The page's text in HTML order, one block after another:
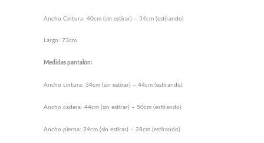
Ancho Cintura: 40cm (sin estirar) – 54cm (estirando)
Largo: 73cm
Medidas pantalón:
Ancho cintura: 34cm (sin estirar) – 44cm (estirando)
Ancho cadera: 44cm (sin estirar) – 50cm (estirando)
Ancho pierna: 24cm (sin estirar) – 28cm (estirando)